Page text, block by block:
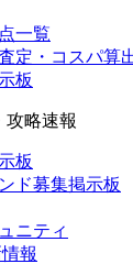
一覧
定・コスパ算
板
攻略速報
板
ド募集掲示板
ニティ
報